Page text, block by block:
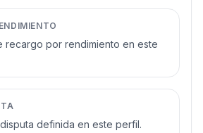
recargo por rendimiento en este
definida en este perfil.